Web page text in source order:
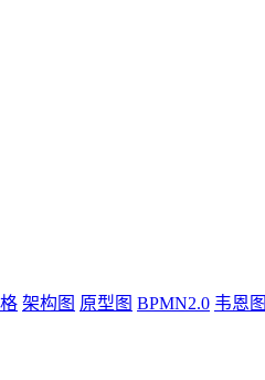
架构图 原型图 BPMN2.0 韦恩图